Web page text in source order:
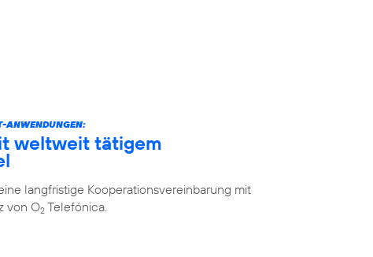
ANWENDUNGEN:
weltweit tätigem
langfristige Kooperationsvereinbarung mit
von O2 Telefónica.